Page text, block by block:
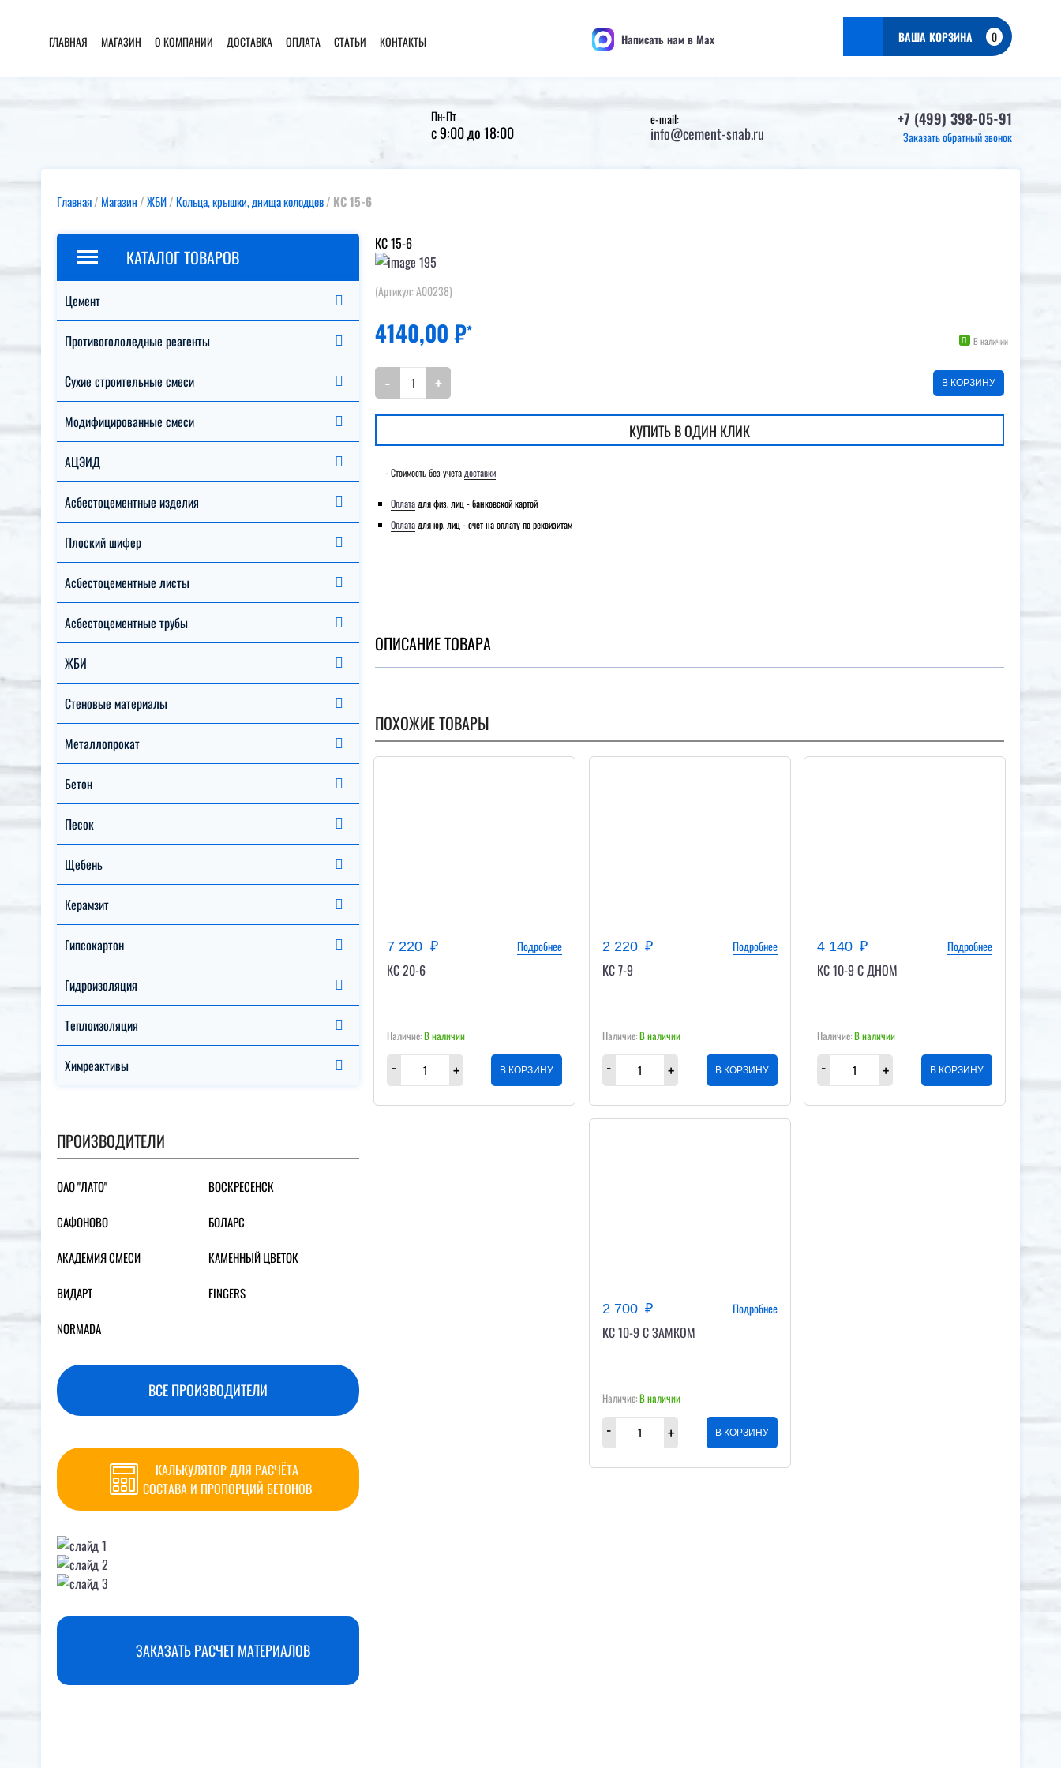
ГЛАВНАЯ МАГАЗИН О КОМПАНИИ ДОСТАВКА ОПЛАТА СТАТЬИ КОНТАКТЫ Написать нам в Max 0
ВАША КОРЗИНА
Пн-Пт
с 9:00 до 18:00
e-mail:
info@cement-snab.ru
+7 (499) 398-05-91
Заказать обратный звонок
Главная/ Магазин /ЖБИ/ Кольца, крышки, днища колодцев/ КС 15-6
КАТАЛОГ ТОВАРОВ
Цемент
Противогололедные реагенты
Сухие строительные смеси
Модифицированные смеси
АЦЭИД
Асбестоцементные изделия
Плоский шифер
Асбестоцементные листы
Асбестоцементные трубы
ЖБИ
Стеновые материалы
Металлопрокат
Бетон
Песок
Щебень
Керамзит
Гипсокартон
Гидроизоляция
Теплоизоляция
Химреактивы
ПРОИЗВОДИТЕЛИ
ОАО "ЛАТО" ВОСКРЕСЕНСК
САФОНОВО БОЛАРС
АКАДЕМИЯ СМЕСИ КАМЕННЫЙ ЦВЕТОК
ВИДАРТ FINGERS
NORMADA
ВСЕ ПРОИЗВОДИТЕЛИ
КАЛЬКУЛЯТОР ДЛЯ РАСЧЁТА
СОСТАВА И ПРОПОРЦИЙ БЕТОНОВ
ЗАКАЗАТЬ РАСЧЕТ МАТЕРИАЛОВ
КС 15-6
(Артикул: A00238)
4140,00₽*
В наличии
В КОРЗИНУ
КУПИТЬ В ОДИН КЛИК
- Стоимость без учетадоставки
Оплатадля физ. лиц - банковской картой
Оплатадля юр. лиц - счет на оплату по реквизитам
ОПИСАНИЕ ТОВАРА
ПОХОЖИЕ ТОВАРЫ
7 220 Подробнее
КС 20-6
В наличии
В КОРЗИНУ
2 220 Подробнее
КС 7-9
В наличии
В КОРЗИНУ
4 140 Подробнее
КС 10-9 С ДНОМ
В наличии
В КОРЗИНУ
2 700 Подробнее
КС 10-9 С ЗАМКОМ
В наличии
В КОРЗИНУ